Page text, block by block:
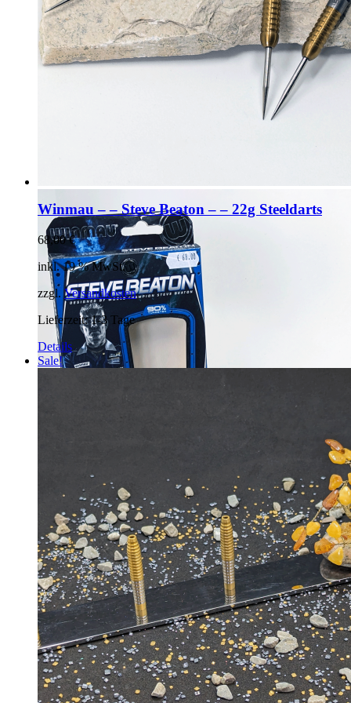
Winmau – – Steve Beaton – – 22g Steeldarts
68,00€
inkl. 19 % MwSt.
zzgl.Versandkosten
Lieferzeit:1-3 Tage
Details
Sale!